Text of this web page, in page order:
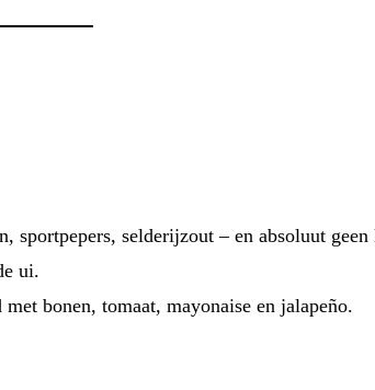
sportpepers, selderijzout – en absoluut geen
ui.
bonen, tomaat, mayonaise en jalapeño.